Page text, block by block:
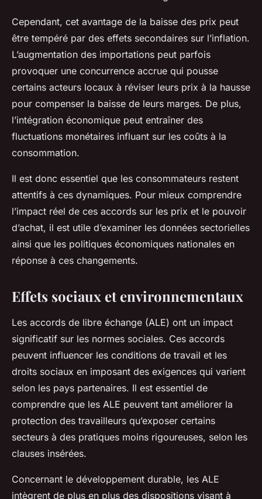
Cependant, cet avantage de la baisse des prix peut
être tempéré par des effets secondaires sur l’inflation.
L’augmentation des importations peut parfois
provoquer une concurrence accrue qui pousse
certains acteurs locaux à réviser leurs prix à la hausse
pour compenser la baisse de leurs marges. De plus,
l’intégration économique peut entraîner des
fluctuations monétaires influant sur les coûts à la
consommation.
Il est donc essentiel que les consommateurs restent
attentifs à ces dynamiques. Pour mieux comprendre
l’impact réel de ces accords sur les prix et le pouvoir
d’achat, il est utile d’examiner les données sectorielles
ainsi que les politiques économiques nationales en
réponse à ces changements.
Effets sociaux et environnementaux
Les accords de libre échange (ALE) ont un impact
significatif sur les normes sociales. Ces accords
peuvent influencer les conditions de travail et les
droits sociaux en imposant des exigences qui varient
selon les pays partenaires. Il est essentiel de
comprendre que les ALE peuvent tant améliorer la
protection des travailleurs qu’exposer certains
secteurs à des pratiques moins rigoureuses, selon les
clauses insérées.
Concernant le développement durable, les ALE
intègrent de plus en plus des dispositions visant à